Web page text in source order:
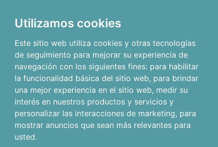
Utilizamos cookies
Este sitio web utiliza cookies y otras tecnologías
de seguimiento para mejorar su experiencia de
navegación con los siguientes fines: para habilitar
la funcionalidad básica del sitio web, para brindar
una mejor experiencia en el sitio web, medir su
interés en nuestros productos y servicios y
personalizar las interacciones de marketing, para
mostrar anuncios que sean más relevantes para
usted.